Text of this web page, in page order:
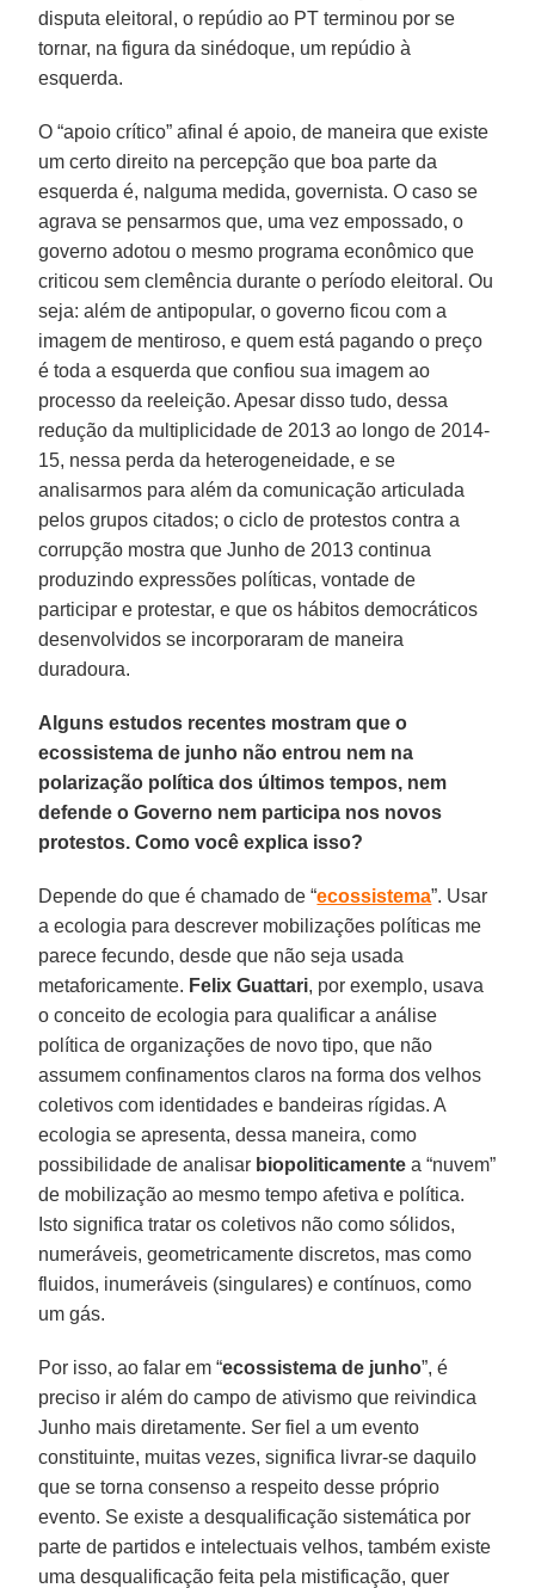
disputa eleitoral, o repúdio ao PT terminou por se
tornar, na figura da sinédoque, um repúdio à
esquerda.
O “apoio crítico” afinal é apoio, de maneira que existe
um certo direito na percepção que boa parte da
esquerda é, nalguma medida, governista. O caso se
agrava se pensarmos que, uma vez empossado, o
governo adotou o mesmo programa econômico que
criticou sem clemência durante o período eleitoral. Ou
seja: além de antipopular, o governo ficou com a
imagem de mentiroso, e quem está pagando o preço
é toda a esquerda que confiou sua imagem ao
processo da reeleição. Apesar disso tudo, dessa
redução da multiplicidade de 2013 ao longo de 2014-
15, nessa perda da heterogeneidade, e se
analisarmos para além da comunicação articulada
pelos grupos citados; o ciclo de protestos contra a
corrupção mostra que Junho de 2013 continua
produzindo expressões políticas, vontade de
participar e protestar, e que os hábitos democráticos
desenvolvidos se incorporaram de maneira
duradoura.
Alguns estudos recentes mostram que o
ecossistema de junho não entrou nem na
polarização política dos últimos tempos, nem
defende o Governo nem participa nos novos
protestos. Como você explica isso?
Depende do que é chamado de “ecossistema”. Usar
a ecologia para descrever mobilizações políticas me
parece fecundo, desde que não seja usada
metaforicamente. Felix Guattari, por exemplo, usava
o conceito de ecologia para qualificar a análise
política de organizações de novo tipo, que não
assumem confinamentos claros na forma dos velhos
coletivos com identidades e bandeiras rígidas. A
ecologia se apresenta, dessa maneira, como
possibilidade de analisar biopoliticamente a “nuvem”
de mobilização ao mesmo tempo afetiva e política.
Isto significa tratar os coletivos não como sólidos,
numeráveis, geometricamente discretos, mas como
fluidos, inumeráveis (singulares) e contínuos, como
um gás.
Por isso, ao falar em “ecossistema de junho”, é
preciso ir além do campo de ativismo que reivindica
Junho mais diretamente. Ser fiel a um evento
constituinte, muitas vezes, significa livrar-se daquilo
que se torna consenso a respeito desse próprio
evento. Se existe a desqualificação sistemática por
parte de partidos e intelectuais velhos, também existe
uma desqualificação feita pela mistificação, quer